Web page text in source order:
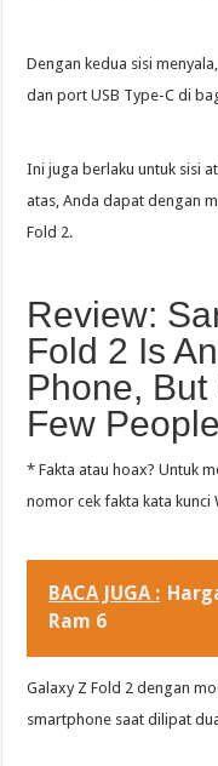
Dengan kedua sisi
dan port USB Type-C di
Ini juga berlaku untuk sisi
atas, Anda dapat dengan
Fold 2.
Review:
Fold 2 Is
Phone, But
Few People
* Fakta atau hoax? Untuk
nomor cek fakta kata kunci
BACA JUGA :
Ram 6
Galaxy Z Fold 2 dengan
smartphone saat dilipat